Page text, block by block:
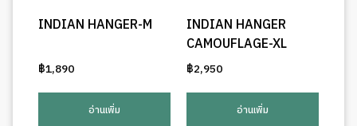
INDIAN HANGER-M
฿1,890
อ่านเพิ่ม
INDIAN HANGER
CAMOUFLAGE-XL
฿2,950
อ่านเพิ่ม